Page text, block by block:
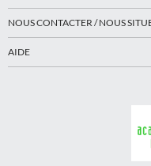
NOUS CONTACTER / NOUS
AIDE